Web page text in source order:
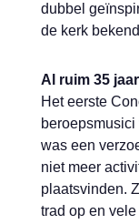
dubbel
de kerk
Al ruim 35
Het eerste
was een
niet meer
plaatsvinden.
trad op en